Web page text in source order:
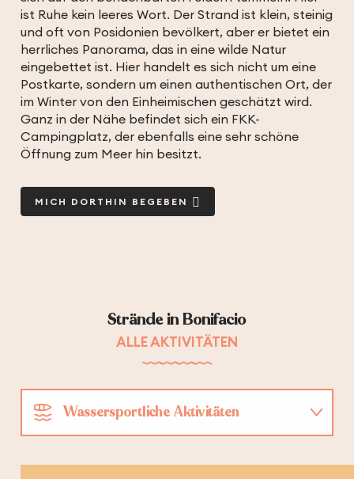
ist Ruhe kein leeres Wort. Der Strand ist klein, steinig
und oft von Posidonien bevölkert, aber er bietet ein
herrliches Panorama, das in eine wilde Natur
eingebettet ist. Hier handelt es sich nicht um eine
Postkarte, sondern um einen authentischen Ort, der
im Winter von den Einheimischen geschätzt wird.
Ganz in der Nähe befindet sich ein FKK-
Campingplatz, der ebenfalls eine sehr schöne
Öffnung zum Meer hin besitzt.
MICH DORTHIN BEGEBEN
Strände in Bonifacio
ALLE AKTIVITÄTEN
Wassersportliche Aktivitäten